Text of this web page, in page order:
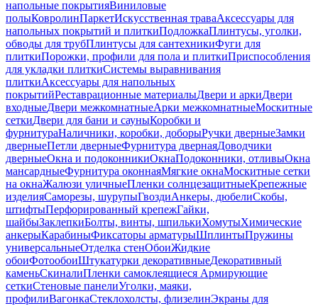
напольные покрытияВиниловые
полыКовролинПаркетИскусственная траваАксессуары для
напольных покрытий и плиткиПодложкаПлинтусы, уголки,
обводы для трубПлинтусы для сантехникиФуги для
плиткиПорожки, профили для пола и плиткиПриспособления
для укладки плиткиСистемы выравнивания
плиткиАксессуары для напольных
покрытийРеставрационные материалыДвери и аркиДвери
входныеДвери межкомнатныеАрки межкомнатныеМоскитные
сеткиДвери для бани и сауныКоробки и
фурнитураНаличники, коробки, доборыРучки дверныеЗамки
дверныеПетли дверныеФурнитура двернаяДоводчики
дверныеОкна и подоконникиОкнаПодоконники, отливыОкна
мансардныеФурнитура оконнаяМягкие окнаМоскитные сетки
на окнаЖалюзи уличныеПленки солнцезащитныеКрепежные
изделияСаморезы, шурупыГвоздиАнкеры, дюбелиСкобы,
штифтыПерфорированный крепежГайки,
шайбыЗаклепкиБолты, винты, шпилькиХомутыХимические
анкерыКарабиныФиксаторы арматурыШплинтыПружины
универсальныеОтделка стенОбоиЖидкие
обоиФотообоиШтукатурки декоративныеДекоративный
каменьСкиналиПленки самоклеящиеся Армирующие
сеткиСтеновые панелиУголки, маяки,
профилиВагонкаСтеклохолсты, флизелинЭкраны для